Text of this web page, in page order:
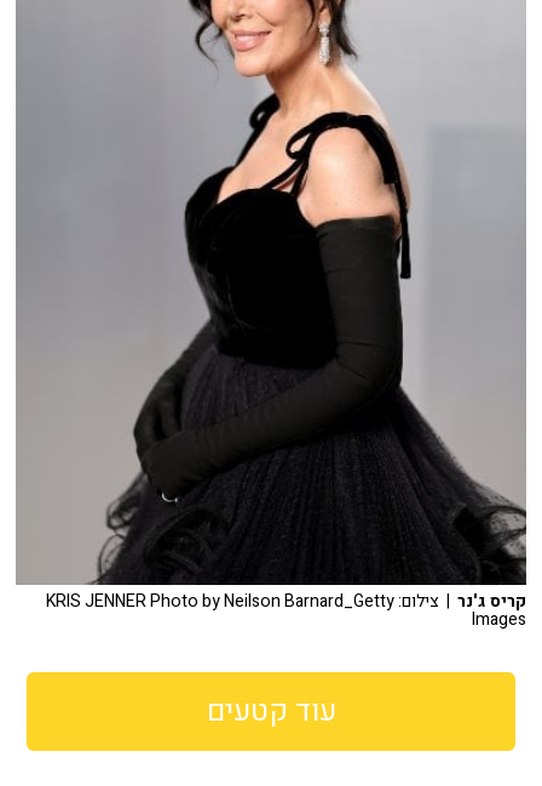
קריס ג'נר | צילום: KRIS JENNER Photo by Neilson Barnard_Getty
Images
עוד קטעים